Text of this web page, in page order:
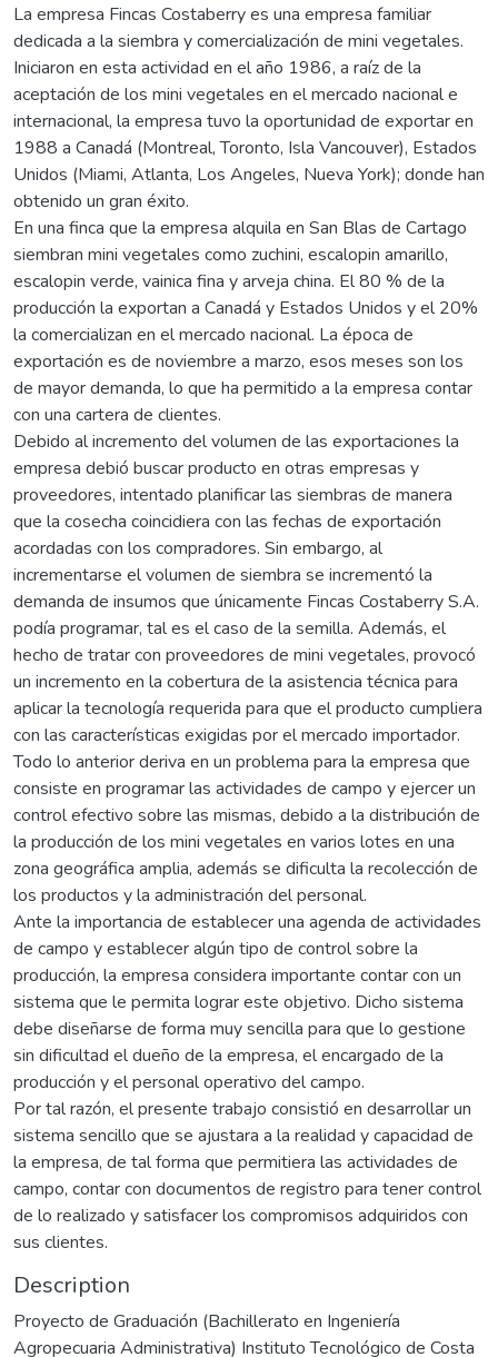
La empresa Fincas Costaberry es una empresa familiar
dedicada a la siembra y comercialización de mini vegetales.
Iniciaron en esta actividad en el año 1986, a raíz de la
aceptación de los mini vegetales en el mercado nacional e
internacional, la empresa tuvo la oportunidad de exportar en
1988 a Canadá (Montreal, Toronto, Isla Vancouver), Estados
Unidos (Miami, Atlanta, Los Angeles, Nueva York); donde han
obtenido un gran éxito.
En una finca que la empresa alquila en San Blas de Cartago
siembran mini vegetales como zuchini, escalopin amarillo,
escalopin verde, vainica fina y arveja china. El 80 % de la
producción la exportan a Canadá y Estados Unidos y el 20%
la comercializan en el mercado nacional. La época de
exportación es de noviembre a marzo, esos meses son los
de mayor demanda, lo que ha permitido a la empresa contar
con una cartera de clientes.
Debido al incremento del volumen de las exportaciones la
empresa debió buscar producto en otras empresas y
proveedores, intentado planificar las siembras de manera
que la cosecha coincidiera con las fechas de exportación
acordadas con los compradores. Sin embargo, al
incrementarse el volumen de siembra se incrementó la
demanda de insumos que únicamente Fincas Costaberry S.A.
podía programar, tal es el caso de la semilla. Además, el
hecho de tratar con proveedores de mini vegetales, provocó
un incremento en la cobertura de la asistencia técnica para
aplicar la tecnología requerida para que el producto cumpliera
con las características exigidas por el mercado importador.
Todo lo anterior deriva en un problema para la empresa que
consiste en programar las actividades de campo y ejercer un
control efectivo sobre las mismas, debido a la distribución de
la producción de los mini vegetales en varios lotes en una
zona geográfica amplia, además se dificulta la recolección de
los productos y la administración del personal.
Ante la importancia de establecer una agenda de actividades
de campo y establecer algún tipo de control sobre la
producción, la empresa considera importante contar con un
sistema que le permita lograr este objetivo. Dicho sistema
debe diseñarse de forma muy sencilla para que lo gestione
sin dificultad el dueño de la empresa, el encargado de la
producción y el personal operativo del campo.
Por tal razón, el presente trabajo consistió en desarrollar un
sistema sencillo que se ajustara a la realidad y capacidad de
la empresa, de tal forma que permitiera las actividades de
campo, contar con documentos de registro para tener control
de lo realizado y satisfacer los compromisos adquiridos con
sus clientes.
Description
Proyecto de Graduación (Bachillerato en Ingeniería
Agropecuaria Administrativa) Instituto Tecnológico de Costa